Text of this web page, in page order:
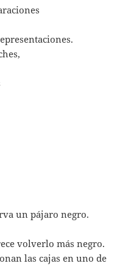
un pájaro negro.
volverlo más negro.
las cajas en uno de